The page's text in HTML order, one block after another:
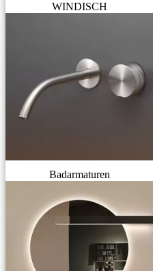
WINDISCH
Badarmaturen